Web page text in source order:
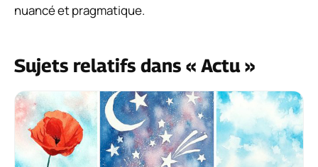
nuancé et pragmatique.
Sujets relatifs dans « Actu »